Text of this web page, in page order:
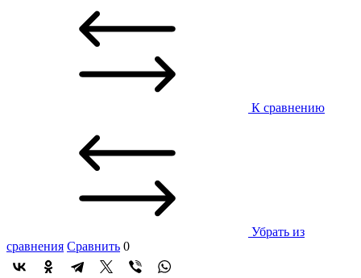
К сравнению
Убрать из
сравнения Сравнить 0